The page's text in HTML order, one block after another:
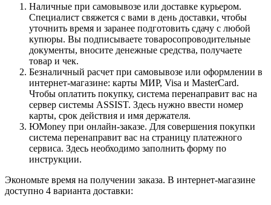
Наличные при самовывозе или доставке курьером.
Специалист свяжется с вами в день доставки, чтобы
уточнить время и заранее подготовить сдачу с любой
купюры. Вы подписываете товаросопроводительные
документы, вносите денежные средства, получаете
товар и чек.
Безналичный расчет при самовывозе или оформлении в
интернет-магазине: карты МИР, Visa и MasterCard.
Чтобы оплатить покупку, система перенаправит вас на
сервер системы ASSIST. Здесь нужно ввести номер
карты, срок действия и имя держателя.
ЮMoney при онлайн-заказе. Для совершения покупки
система перенаправит вас на страницу платежного
сервиса. Здесь необходимо заполнить форму по
инструкции.
Экономьте время на получении заказа. В интернет-магазине
доступно 4 варианта доставки: